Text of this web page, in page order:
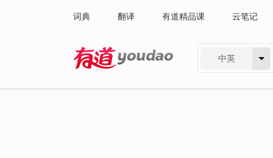
词典 翻译 有道精品课 云笔记
中英